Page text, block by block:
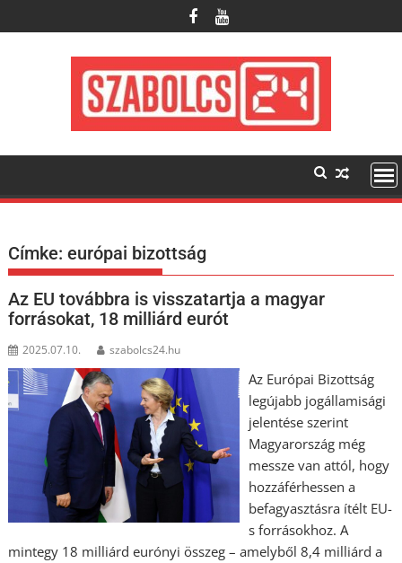
to
Címke:európai bizottság
Az EU továbbra is visszatartja a magyar
forrásokat, 18 milliárd eurót
2025.07.10. szabolcs24.hu
Az Európai Bizottság
legújabb jogállamisági
jelentése szerint
Magyarország még
messze van attól, hogy
hozzáférhessen a
befagyasztásra ítélt EU-
s forrásokhoz. A
mintegy 18 milliárd eurónyi összeg – amelyből 8,4 milliárd a